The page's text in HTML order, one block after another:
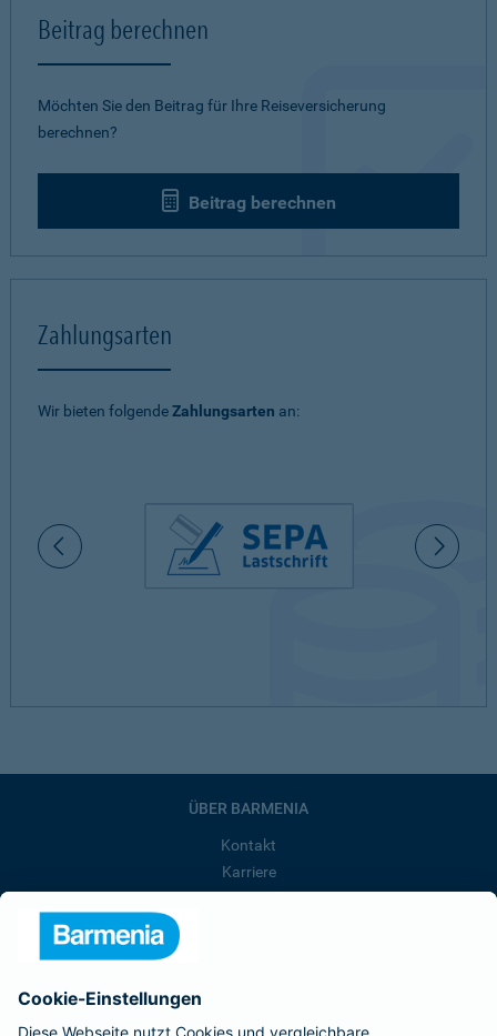
Beitrag berechnen
Möchten Sie den Beitrag für Ihre Reiseversicherung
berechnen?
Beitrag berechnen
Zahlungsarten
Wir bieten folgendeZahlungsarten an:
ÜBER BARMENIA
Kontakt
Karriere
Presse
Barmenia ist Teil der BarmeniaGothaer